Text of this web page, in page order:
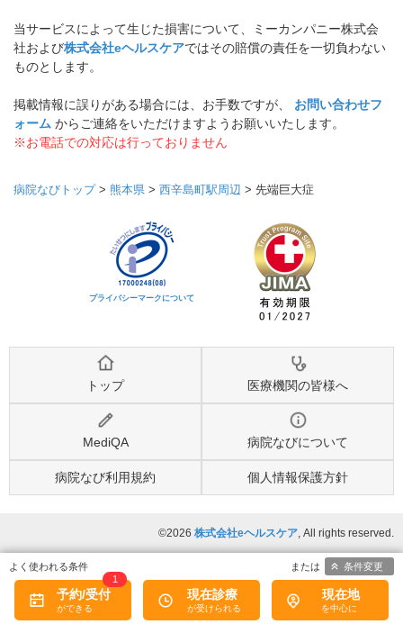
当サービスによって生じた損害について、ミーカンパニー株式会
社および株式会社eヘルスケアではその賠償の責任を一切負わない
ものとします。
掲載情報に誤りがある場合には、お手数ですが、 お問い合わせフ
ォーム からご連絡をいただけますようお願いいたします。
※お電話での対応は行っておりません
病院なびトップ> 熊本県 > 西辛島町駅周辺 > 先端巨大症
プライバシーマークについて
トップ 医療機関の皆様へ
MediQA 病院なびについて
病院なび利用規約 個人情報保護方針
©2026 株式会社eヘルスケア, All rights reserved.
予約/受付
1
現在診療 現在地
条件変更